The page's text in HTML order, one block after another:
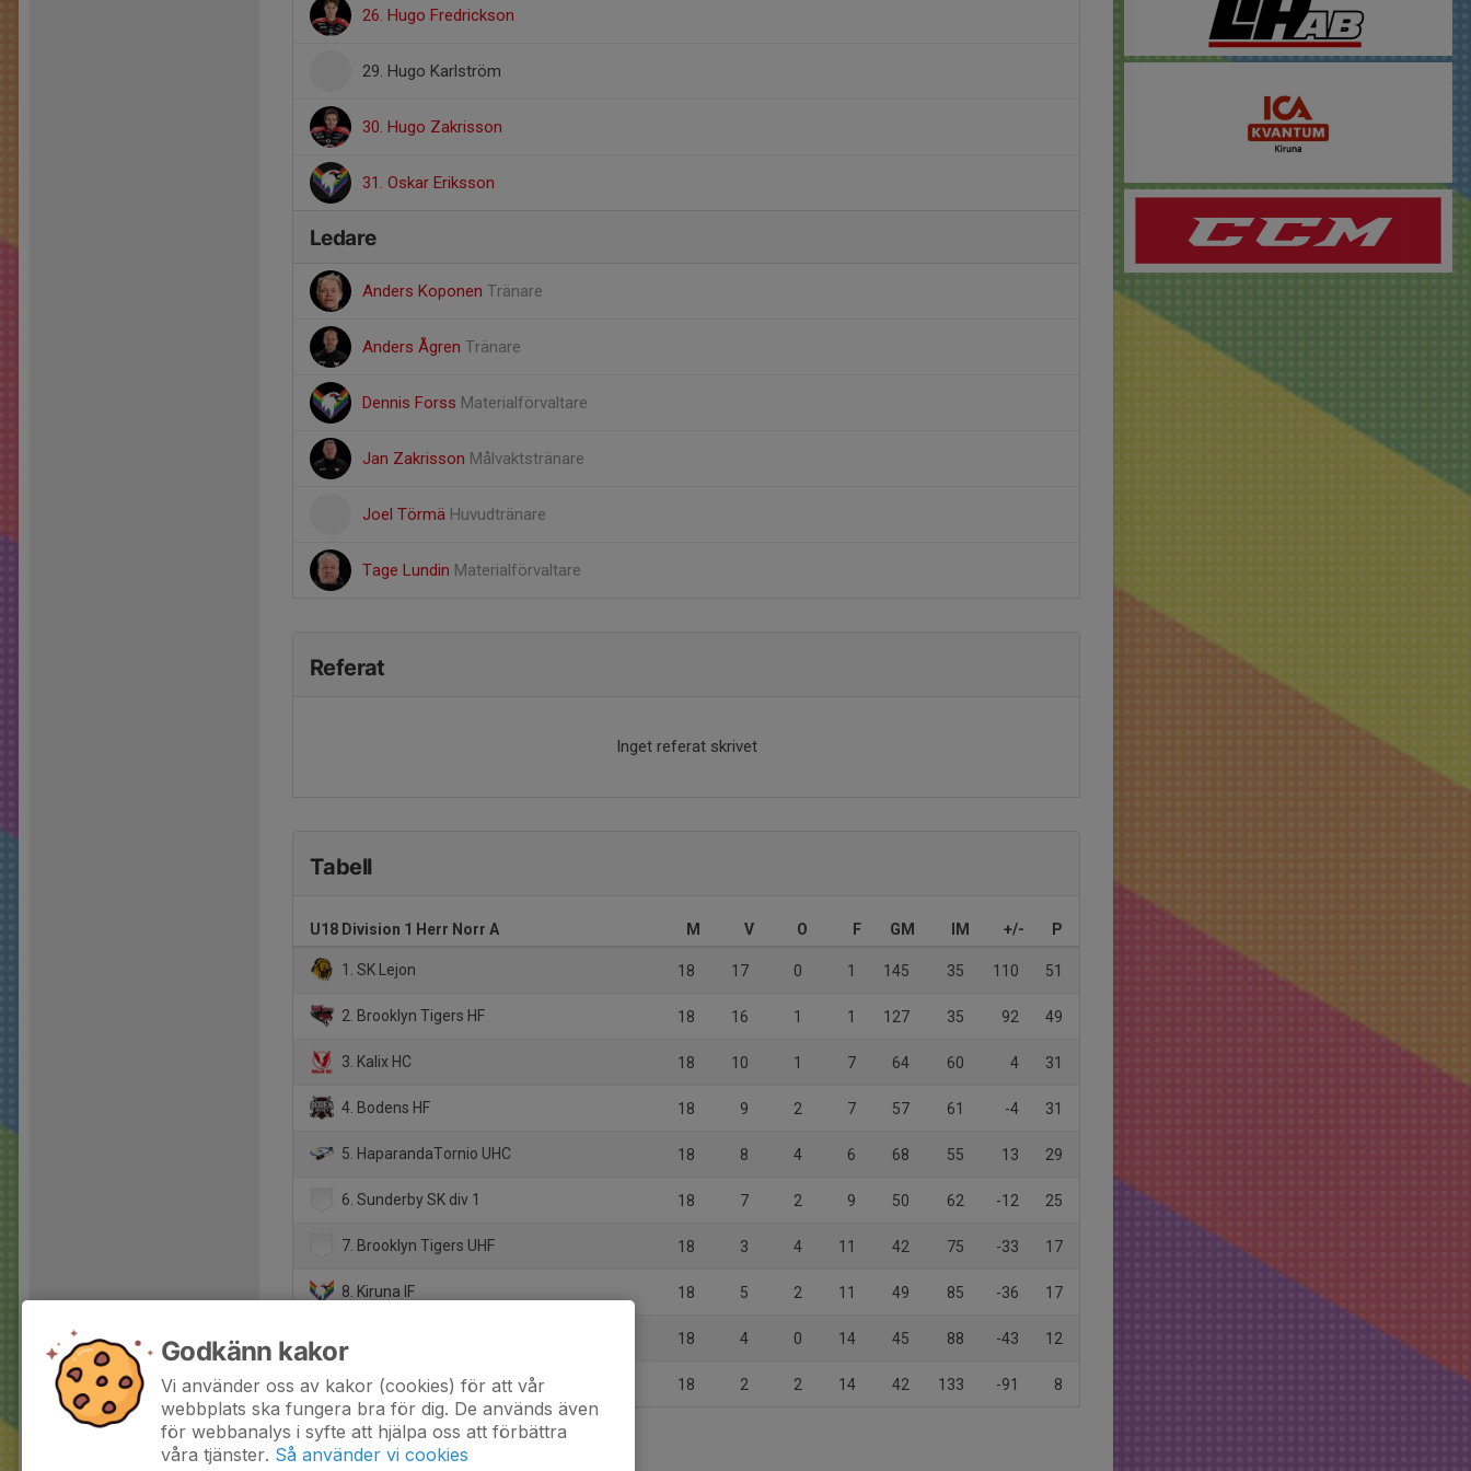
26. Hugo Fredrickson
29. Hugo Karlström
30. Hugo Zakrisson
31. Oskar Eriksson
Ledare
Anders Koponen Tränare
Anders Ågren Tränare
Dennis Forss Materialförvaltare
Jan Zakrisson Målvaktstränare
Joel Törmä Huvudtränare
Tage Lundin Materialförvaltare
Referat
Inget referat skrivet
Tabell
U18 Division 1 Herr Norr A M V O F GM IM +/- P
1. SK Lejon 18 17 0 1 145 35 110 51
2. Brooklyn Tigers HF 18 16 1 1 127 35 92 49
3. Kalix HC 18 10 1 7 64 60 4 31
4. Bodens HF 18 9 2 7 57 61 -4 31
5. HaparandaTornio UHC 18 8 4 6 68 55 13 29
6. Sunderby SK div 1 18 7 2 9 50 62 -12 25
7. Brooklyn Tigers UHF 18 3 4 11 42 75 -33 17
8. Kiruna IF 18 5 2 11 49 85 -36 17
18 4 0 14 45 88 -43 12
10. Lycksele SK 18 2 2 14 42 133 -91 8
Godkänn kakor
Vi använder oss av kakor (cookies) för att vår
webbplats ska fungera bra för dig. De används även
för webbanalys i syfte att hjälpa oss att förbättra
våra tjänster. Så använder vi cookies